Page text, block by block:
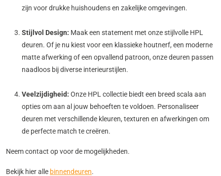
zijn voor drukke huishoudens en zakelijke omgevingen.
Stijlvol Design: Maak een statement met onze stijlvolle HPL
deuren. Of je nu kiest voor een klassieke houtnerf, een moderne
matte afwerking of een opvallend patroon, onze deuren passen
naadloos bij diverse interieurstijlen.
Veelzijdigheid: Onze HPL collectie biedt een breed scala aan
opties om aan al jouw behoeften te voldoen. Personaliseer
deuren met verschillende kleuren, texturen en afwerkingen om
de perfecte match te creëren.
Neem contact op voor de mogelijkheden.
Bekijk hier alle binnendeuren.